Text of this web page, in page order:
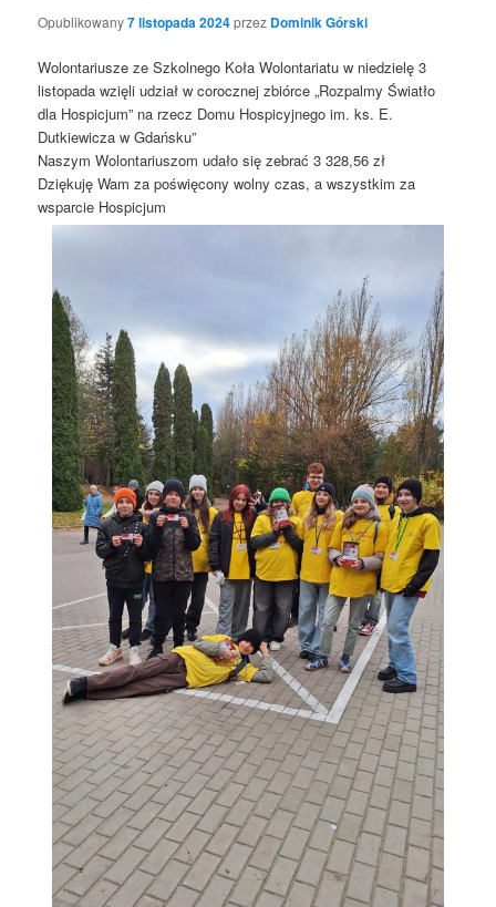
Opublikowany7 listopada 2024przez Dominik Górski
Wolontariusze ze Szkolnego Koła Wolontariatu w niedzielę 3
listopada wzięli udział w corocznej zbiórce „Rozpalmy Światło
dla Hospicjum” na rzecz Domu Hospicyjnego im. ks. E.
Dutkiewicza w Gdańsku”
Naszym Wolontariuszom udało się zebrać 3 328,56 zł
Dziękuję Wam za poświęcony wolny czas, a wszystkim za
wsparcie Hospicjum